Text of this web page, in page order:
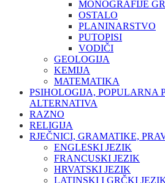
MONOGRAFIJE
OSTALO
PLANINARSTVO
PUTOPISI
VODIČI
GEOLOGIJA
KEMIJA
MATEMATIKA
PSIHOLOGIJA, POPULARNA
ALTERNATIVA
RAZNO
RELIGIJA
RJEČNICI, GRAMATIKE,
ENGLESKI JEZIK
FRANCUSKI JEZIK
HRVATSKI JEZIK
LATINSKI I GRČKI